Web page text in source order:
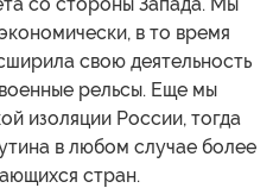
в то время
свою деятельность
рельсы. Еще мы
изоляции России, тогда
в любом случае более
стран.